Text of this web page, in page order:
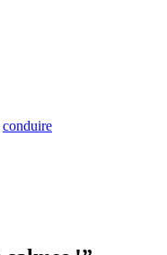
conduire